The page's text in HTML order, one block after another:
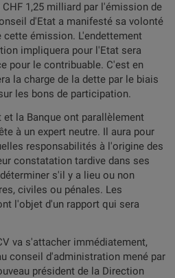
1,25 milliard par l'émission de
d'Etat a manifesté sa volonté
émission. L'endettement
impliquera pour l'Etat sera
pour le contribuable. C'est en
la charge de la dette par le biais
les bons de participation.
la Banque ont parallèlement
à un expert neutre. Il aura pour
responsabilités à l'origine des
constatation tardive dans ses
s'il y a lieu ou non
civiles ou pénales. Les
l'objet d'un rapport qui sera
va s'attacher immédiatement,
conseil d'administration mené par
président de la Direction